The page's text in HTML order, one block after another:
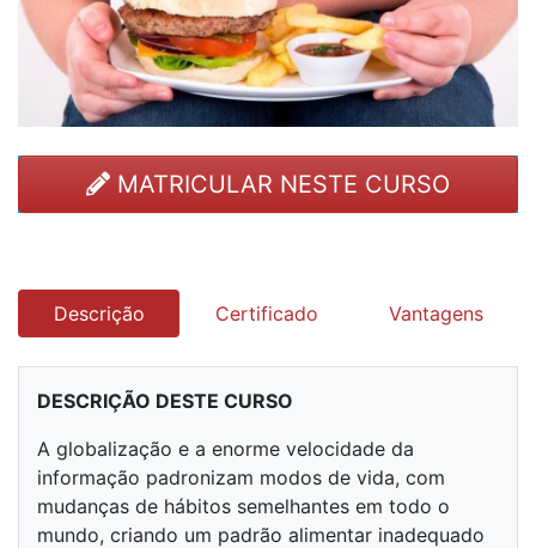
MATRICULAR NESTE CURSO
Descrição Certificado Vantagens
DESCRIÇÃO DESTE CURSO
A globalização e a enorme velocidade da
informação padronizam modos de vida, com
mudanças de hábitos semelhantes em todo o
mundo, criando um padrão alimentar inadequado